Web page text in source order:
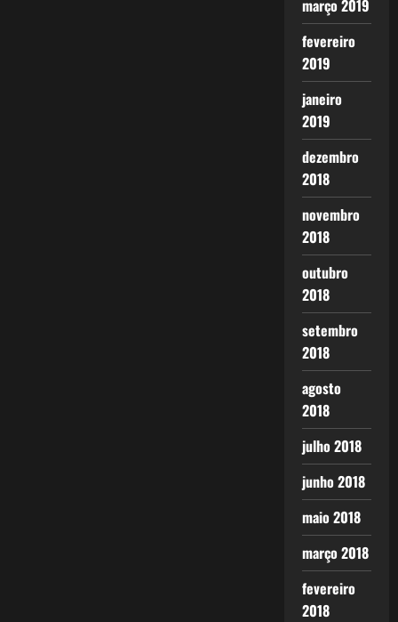
março 2019
fevereiro
2019
janeiro
2019
dezembro
2018
novembro
2018
outubro
2018
setembro
2018
agosto
2018
julho 2018
junho 2018
maio 2018
março 2018
fevereiro
2018